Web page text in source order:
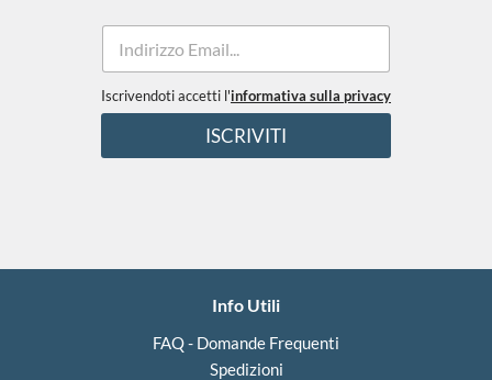
E
a
i
l
e
T
r
*
Iscrivendoti accetti l'informativa sulla privacy
ISCRIVITI
Info Utili
FAQ - Domande Frequenti
Spedizioni